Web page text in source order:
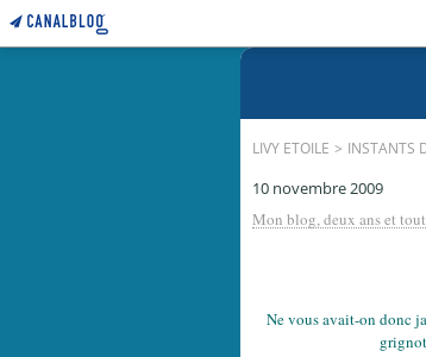
LIVY ETOILE > INSTANTS
10 novembre 2009
Mon blog, deux ans et
Ne vous avait-on donc